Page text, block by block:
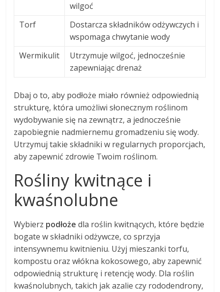
wilgoć
Torf
Dostarcza składników odżywczych i
wspomaga chwytanie wody
Wermikulit
Utrzymuje wilgoć, jednocześnie
zapewniając drenaż
Dbaj o to, aby podłoże miało również odpowiednią
strukturę, która umożliwi słonecznym roślinom
wydobywanie się na zewnątrz, a jednocześnie
zapobiegnie nadmiernemu gromadzeniu się wody.
Utrzymuj takie składniki w regularnych proporcjach,
aby zapewnić zdrowie Twoim roślinom.
Rośliny kwitnące i
kwaśnolubne
Wybierz podłoże dla roślin kwitnących, które będzie
bogate w składniki odżywcze, co sprzyja
intensywnemu kwitnieniu. Użyj mieszanki torfu,
kompostu oraz włókna kokosowego, aby zapewnić
odpowiednią strukturę i retencję wody. Dla roślin
kwaśnolubnych, takich jak azalie czy rododendrony,